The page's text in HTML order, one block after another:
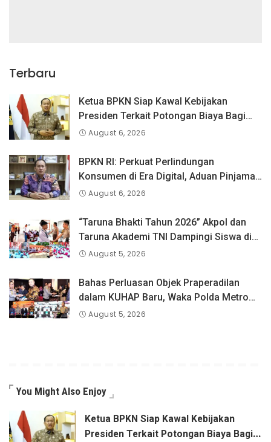
Terbaru
Ketua BPKN Siap Kawal Kebijakan
Presiden Terkait Potongan Biaya Bagi
Penyandang Disabilitas
August 6, 2026
BPKN RI: Perkuat Perlindungan
Konsumen di Era Digital, Aduan Pinjaman
Online Masih Menjadi Perhatian Serius
August 6, 2026
“Taruna Bhakti Tahun 2026” Akpol dan
Taruna Akademi TNI Dampingi Siswa di
73 Sekolah Rakyat
August 5, 2026
Bahas Perluasan Objek Praperadilan
dalam KUHAP Baru, Waka Polda Metro
Jaya Buka Seminar Hukum
August 5, 2026
You Might Also Enjoy
Ketua BPKN Siap Kawal Kebijakan
Presiden Terkait Potongan Biaya Bagi